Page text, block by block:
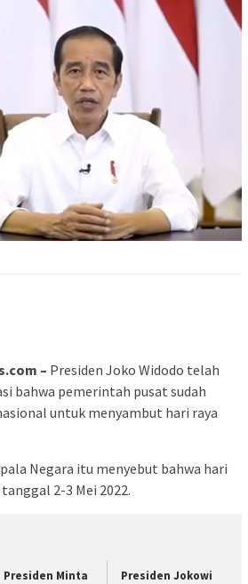
– Presiden Joko Widodo telah
bahwa pemerintah pusat sudah
untuk menyambut hari raya
Negara itu menyebut bahwa hari
2-3 Mei 2022.
Presiden Minta
Presiden Jokowi